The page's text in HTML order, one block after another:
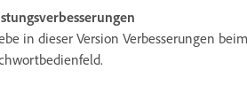
in dieser Version Verbesserungen